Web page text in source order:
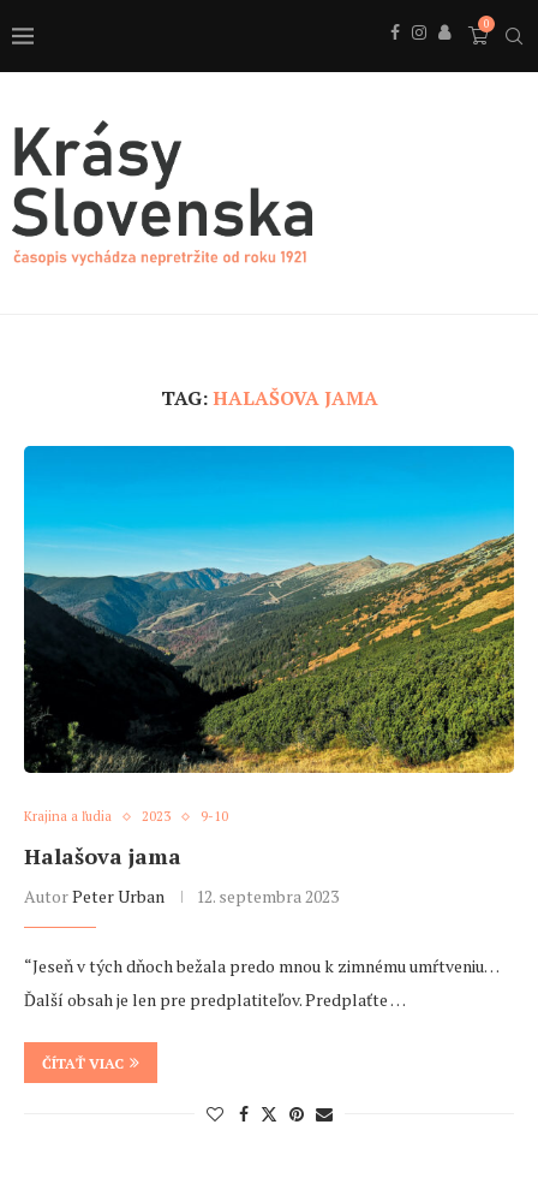
0
TAG:HALAŠOVA JAMA
Krajina a ľudia 2023 9-10
Halašova jama
AutorPeter Urban 12. septembra 2023
“Jeseň v tých dňoch bežala predo mnou k zimnému umŕtveniu…
Ďalší obsah je len pre predplatiteľov. Predplaťte …
ČÍTAŤ VIAC